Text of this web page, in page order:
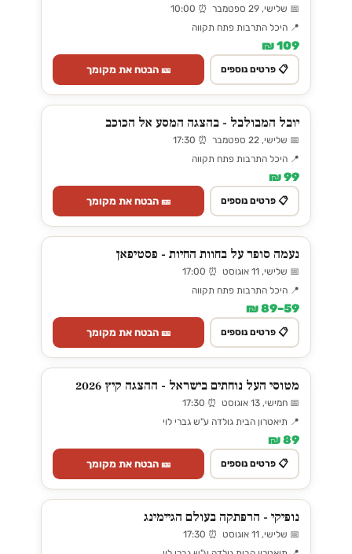
📅 שלישי, 29 ספטמבר ⏰ 10:00
📍 היכל התרבות פתח תקווה
109 ₪
📋 פרטים נוספים 🎫 הבטח את מקומך
יובל המבולבל - בהצגה המסע אל הכוכב
📅 שלישי, 22 ספטמבר ⏰ 17:30
📍 היכל התרבות פתח תקווה
99 ₪
📋 פרטים נוספים 🎫 הבטח את מקומך
נעמה סופר על בחוות החיות - פסטיפאן
📅 שלישי, 11 אוגוסט ⏰ 17:00
📍 היכל התרבות פתח תקווה
59–89 ₪
📋 פרטים נוספים 🎫 הבטח את מקומך
מטוסי העל נוחתים בישראל - ההצגה קיץ 2026
📅 חמישי, 13 אוגוסט ⏰ 17:30
📍 תיאטרון הבית גולדה ע"ש גברי לוי
89 ₪
📋 פרטים נוספים 🎫 הבטח את מקומך
נופיקי - הרפתקה בעולם הגיימינג
📅 שלישי, 11 אוגוסט ⏰ 17:30